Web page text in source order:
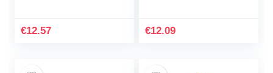
Inrichting Plastic
€12.57
permanent marker…
€12.09